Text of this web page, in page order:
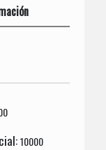
10000